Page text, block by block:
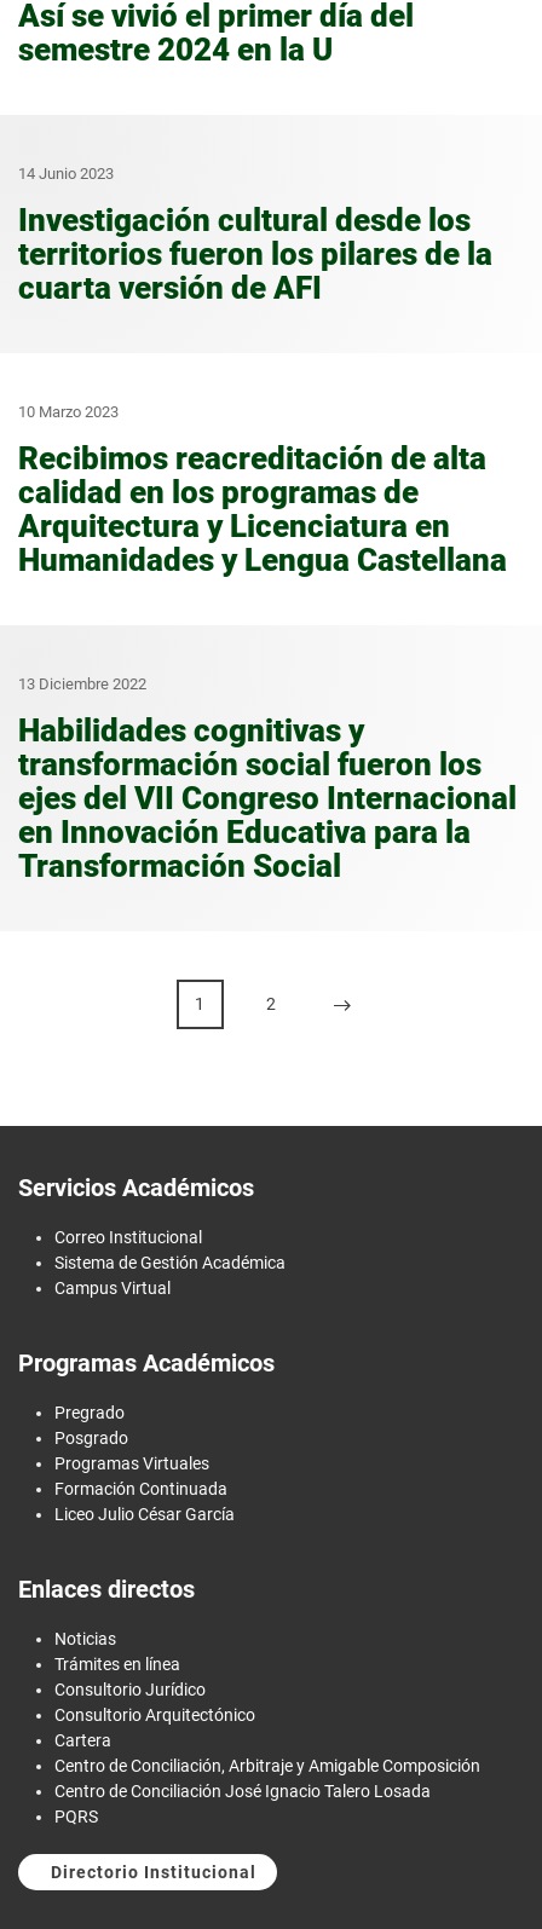
Así se vivió el primer día del
semestre 2024 en la U
14 Junio 2023
Investigación cultural desde los
territorios fueron los pilares de la
cuarta versión de AFI
10 Marzo 2023
Recibimos reacreditación de alta
calidad en los programas de
Arquitectura y Licenciatura en
Humanidades y Lengua Castellana
13 Diciembre 2022
Habilidades cognitivas y
transformación social fueron los
ejes del VII Congreso Internacional
en Innovación Educativa para la
Transformación Social
1 2
Servicios Académicos
Correo Institucional
Sistema de Gestión Académica
Campus Virtual
Programas Académicos
Pregrado
Posgrado
Programas Virtuales
Formación Continuada
Liceo Julio César García
Enlaces directos
Noticias
Trámites en línea
Consultorio Jurídico
Consultorio Arquitectónico
Cartera
Centro de Conciliación, Arbitraje y Amigable Composición
Centro de Conciliación José Ignacio Talero Losada
PQRS
Directorio Institucional